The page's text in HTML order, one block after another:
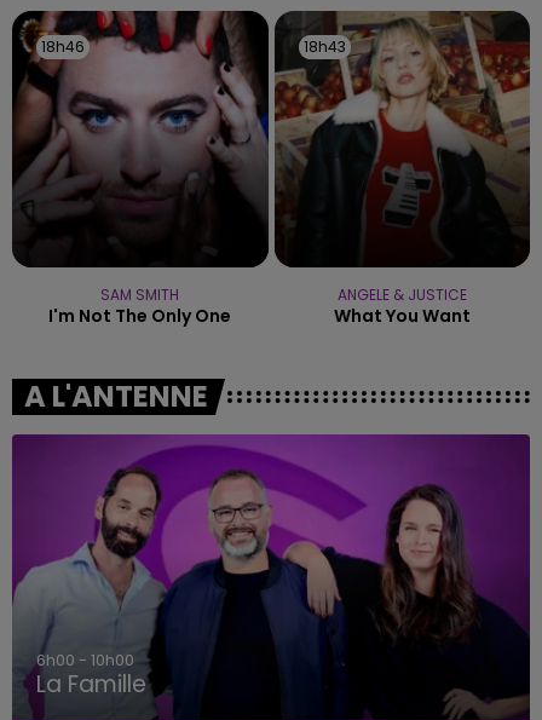
18h46
18h46
SAM SMITH
I'm Not The Only One
18h43
18h43
ANGELE & JUSTICE
What You Want
A L'ANTENNE
6h00 - 10h00
La Famille